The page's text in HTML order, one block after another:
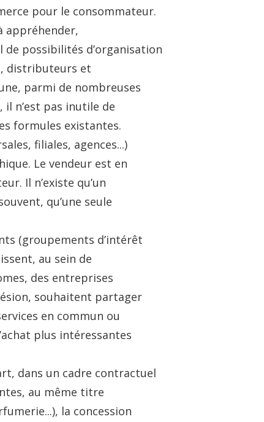
pour le consommateur.
appréhender,
possibilités d’organisation
distributeurs et
parmi de nombreuses
n’est pas inutile de
formules existantes.
filiales, agences...)
Le vendeur est en
Il n’existe qu’un
qu’une seule
(groupements d’intérêt
au sein de
des entreprises
souhaitent partager
en commun ou
plus intéressantes
dans un cadre contractuel
au même titre
la concession